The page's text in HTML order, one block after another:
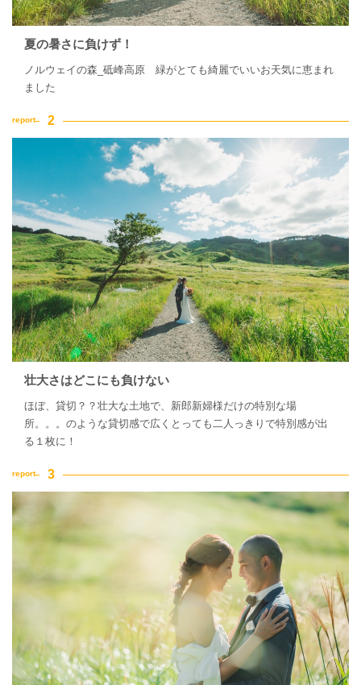
夏の暑さに負けず！
ノルウェイの森_砥峰高原 緑がとても綺麗でいいお天気に恵まれ
ました
壮大さはどこにも負けない
ほぼ、貸切？？壮大な土地で、新郎新婦様だけの特別な場
所。。。のような貸切感で広くとっても二人っきりで特別感が出
る１枚に！